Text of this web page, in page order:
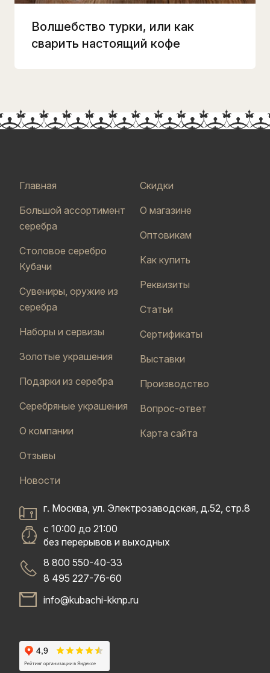
Волшебство турки, или как
сварить настоящий кофе
Главная
Большой ассортимент
серебра
Столовое серебро
Кубачи
Сувениры, оружие из
серебра
Наборы и сервизы
Золотые украшения
Подарки из серебра
Серебряные украшения
О компании
Отзывы
Новости
Скидки
О магазине
Оптовикам
Как купить
Реквизиты
Статьи
Сертификаты
Выставки
Производство
Вопрос-ответ
Карта сайта
г. Москва, ул. Электрозаводская, д.52, стр.8
с 10:00 до 21:00
без перерывов и выходных
8 800 550-40-33
8 495 227-76-60
info@kubachi-kknp.ru